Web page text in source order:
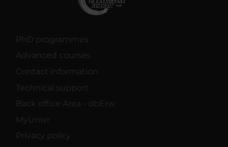
PhD programmes
Advanced courses
Contact information
Technical support
Back office Area - dbErw
MyUnivr
Privacy policy